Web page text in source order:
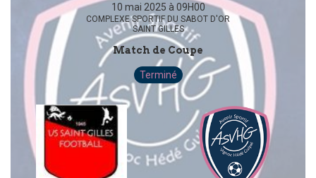
10 mai 2025 à 09H00
COMPLEXE SPORTIF DU SABOT D'OR
SAINT GILLES
Match de Coupe
Terminé